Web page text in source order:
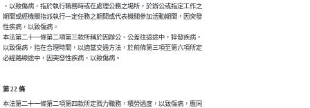
，以致傷病，指於執行職務時或在處理公務之場所，於辦公或指定工作之
期間或經機關指派執行一定任務之期間或代表機關參加活動期間，因突發
性疾病，以致傷病。
本法第二十一條第二項第三款所稱於因辦公、公差往返途中，猝發疾病，
以致傷病，指在合理時間，以適當交通方法，於前條第三項至第六項所定
必經路線途中，因突發性疾病，以致傷病。
第 22 條
本法第二十一條第二項第四款所定戮力職務，積勞過度，以致傷病，應同